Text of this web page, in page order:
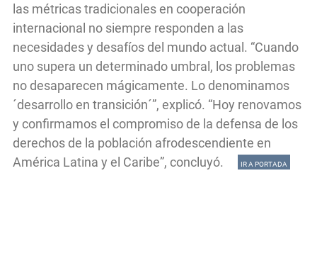
las métricas tradicionales en cooperación
internacional no siempre responden a las
necesidades y desafíos del mundo actual. “Cuando
uno supera un determinado umbral, los problemas
no desaparecen mágicamente. Lo denominamos
´desarrollo en transición´”, explicó. “Hoy renovamos
y confirmamos el compromiso de la defensa de los
derechos de la población afrodescendiente en
América Latina y el Caribe”, concluyó.
IR A PORTADA